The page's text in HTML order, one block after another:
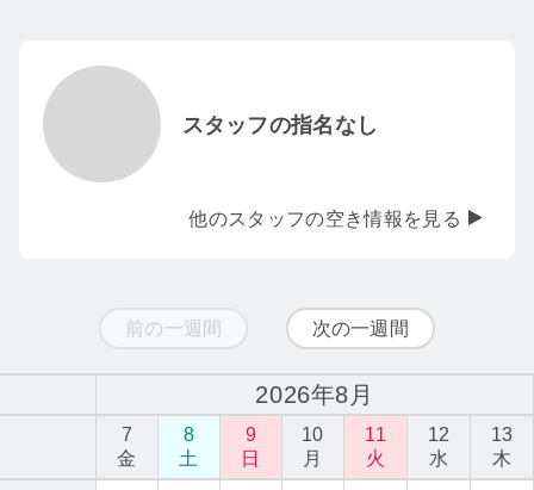
スタッフの指名なし
他のスタッフの空き情報を見る
前の一週間 次の一週間
2026年8月
7
金
8
土
9
日
10
月
11
火
12
水
13
木